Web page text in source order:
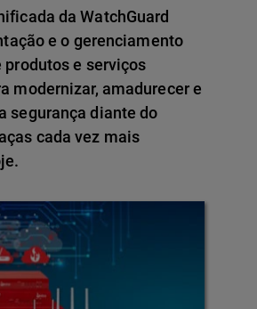
da WatchGuard
e o gerenciamento
produtos e serviços
modernizar, amadurecer e
segurança diante do
cada vez mais